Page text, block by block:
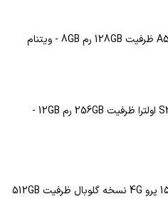
سامسونگ گلکسی S26 اولترا ظرفیت 256GB رم 12GB -
شیائومی ردمی نوت 15 پرو 4G نسخه گلوبال ظرفیت 512GB